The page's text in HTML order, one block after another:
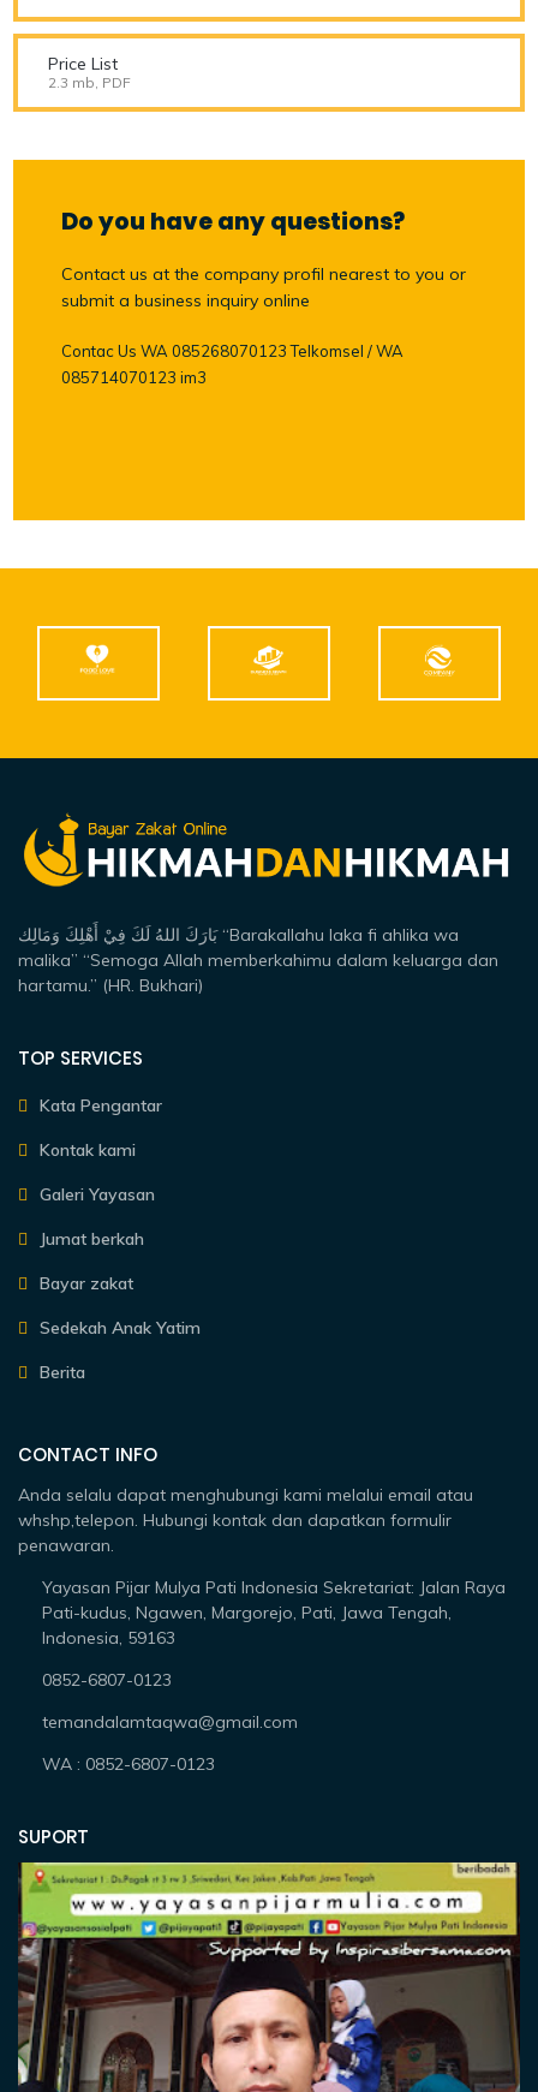
Price List
2.3 mb, PDF
Do you have any questions?
Contact us at the company profil nearest to you or
submit a business inquiry online
Contac Us WA 085268070123 Telkomsel / WA
085714070123 im3
بَارَكَ اللهُ لَكَ فِيْ أَهْلِكَ وَمَالِك “Barakallahu laka fi ahlika wa
malika” “Semoga Allah memberkahimu dalam keluarga dan
hartamu.” (HR. Bukhari)
TOP SERVICES
Kata Pengantar
Kontak kami
Galeri Yayasan
Jumat berkah
Bayar zakat
Sedekah Anak Yatim
Berita
CONTACT INFO
Anda selalu dapat menghubungi kami melalui email atau
whshp,telepon. Hubungi kontak dan dapatkan formulir
penawaran.
Yayasan Pijar Mulya Pati Indonesia Sekretariat: Jalan Raya
Pati-kudus, Ngawen, Margorejo, Pati, Jawa Tengah,
Indonesia, 59163
0852-6807-0123
temandalamtaqwa@gmail.com
WA : 0852-6807-0123
SUPORT